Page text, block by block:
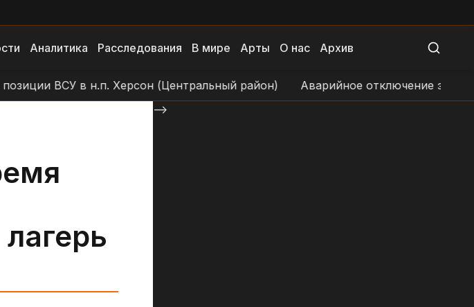
Аналитика Расследования В мире Арты О нас Архив
ВСУ в н.п. Херсон (Центральный район) Аварийное отключение
-->